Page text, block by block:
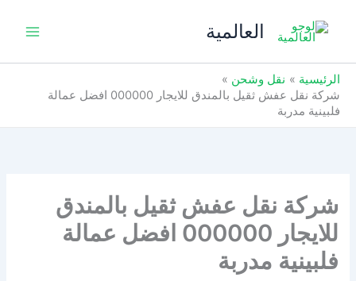
العالمية
الرئيسية
نقل وشحن
شركة نقل عفش ثقيل بالمندق للايجار 000000 افضل عمالة
فلبينية مدربة
شركة نقل عفش ثقيل بالمندق
للايجار 000000 افضل عمالة
فلبينية مدربة